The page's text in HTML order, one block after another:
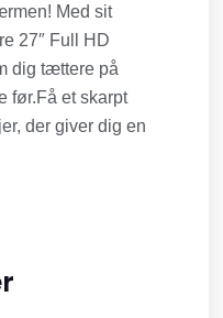
Med sit
27″ Full HD
dig tættere på
før.Få et skarpt
der giver dig en